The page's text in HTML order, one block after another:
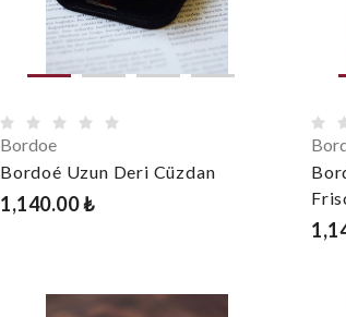
Bordoe
Bordoé Uzun Deri Cüzdan
1,140.00 ₺